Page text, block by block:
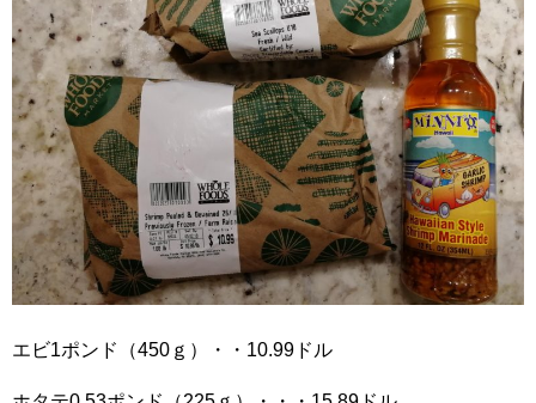
エビ1ポンド（450ｇ）・・10.99ドル